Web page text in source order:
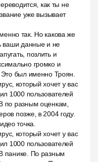
как ты не
уже вызывает
так. Но какова же
ваши данные и не
позлить и
громко и
Это был именно Троян.
который хочет у вас
1000 пользователей
по разным оценкам,
позже, в 2004 году.
точка.
который хочет у вас
1000 пользователей
панике. По разным